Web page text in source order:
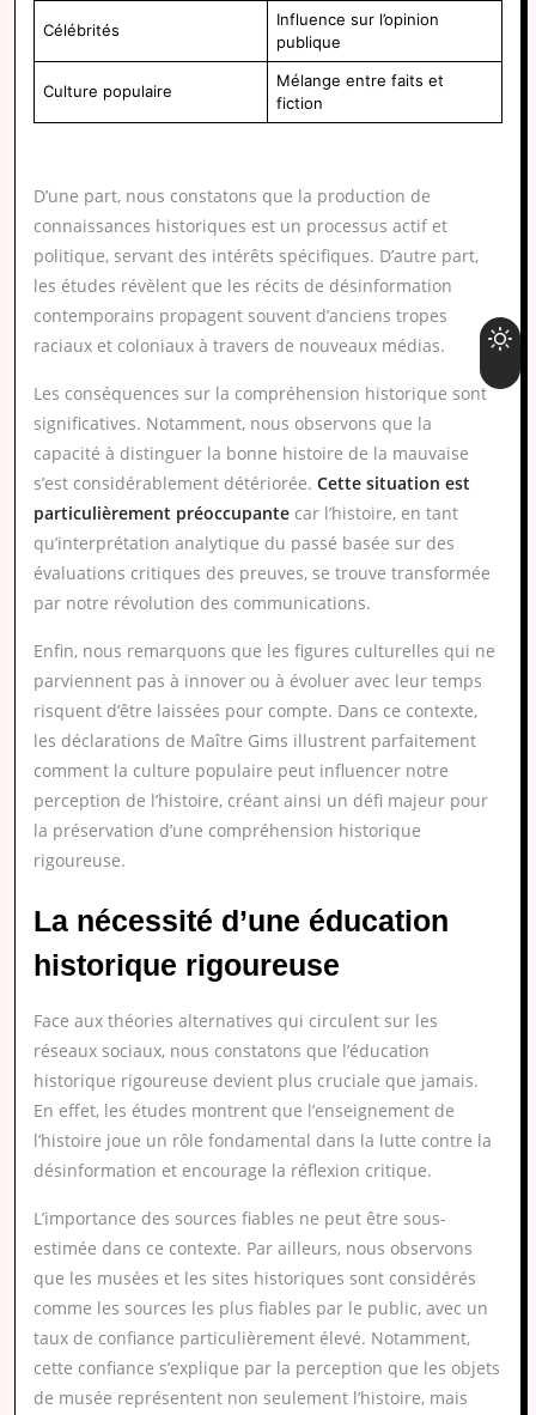
Célébrités
Influence sur l’opinion
publique
Culture populaire
Mélange entre faits et
fiction
D’une part, nous constatons que la production de
connaissances historiques est un processus actif et
politique, servant des intérêts spécifiques. D’autre part,
les études révèlent que les récits de désinformation
contemporains propagent souvent d’anciens tropes
raciaux et coloniaux à travers de nouveaux médias.
Les conséquences sur la compréhension historique sont
significatives. Notamment, nous observons que la
capacité à distinguer la bonne histoire de la mauvaise
s’est considérablement détériorée. Cette situation est
particulièrement préoccupante car l’histoire, en tant
qu’interprétation analytique du passé basée sur des
évaluations critiques des preuves, se trouve transformée
par notre révolution des communications.
Enfin, nous remarquons que les figures culturelles qui ne
parviennent pas à innover ou à évoluer avec leur temps
risquent d’être laissées pour compte. Dans ce contexte,
les déclarations de Maître Gims illustrent parfaitement
comment la culture populaire peut influencer notre
perception de l’histoire, créant ainsi un défi majeur pour
la préservation d’une compréhension historique
rigoureuse.
La nécessité d’une éducation
historique rigoureuse
Face aux théories alternatives qui circulent sur les
réseaux sociaux, nous constatons que l’éducation
historique rigoureuse devient plus cruciale que jamais.
En effet, les études montrent que l’enseignement de
l’histoire joue un rôle fondamental dans la lutte contre la
désinformation et encourage la réflexion critique.
L’importance des sources fiables ne peut être sous-
estimée dans ce contexte. Par ailleurs, nous observons
que les musées et les sites historiques sont considérés
comme les sources les plus fiables par le public, avec un
taux de confiance particulièrement élevé. Notamment,
cette confiance s’explique par la perception que les objets
de musée représentent non seulement l’histoire, mais